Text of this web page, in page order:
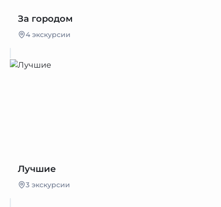
За городом
4 экскурсии
Лучшие
3 экскурсии